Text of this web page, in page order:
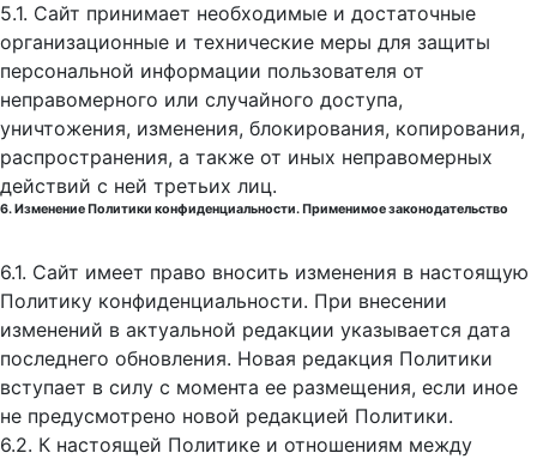
5.1. Сайт принимает необходимые и достаточные
организационные и технические меры для защиты
персональной информации пользователя от
неправомерного или случайного доступа,
уничтожения, изменения, блокирования, копирования,
распространения, а также от иных неправомерных
действий с ней третьих лиц.
6. Изменение Политики конфиденциальности. Применимое законодательство
6.1. Сайт имеет право вносить изменения в настоящую
Политику конфиденциальности. При внесении
изменений в актуальной редакции указывается дата
последнего обновления. Новая редакция Политики
вступает в силу с момента ее размещения, если иное
не предусмотрено новой редакцией Политики.
6.2. К настоящей Политике и отношениям между